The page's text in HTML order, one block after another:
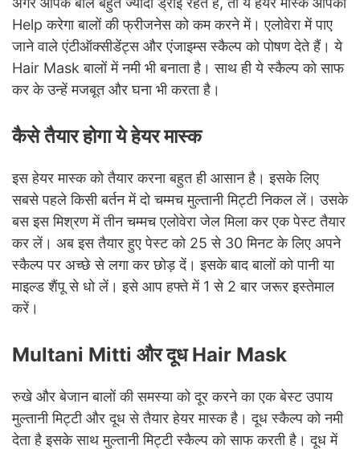
Help करेगा बालों की फ्रीजनेस को कम करने में। एलोवेरा में पाए
जाने वाले एंटीऑक्सीडेंट्स और एंजाइम्स स्कैल्प को पोषण देते हैं। ये
Hair Mask बालों में नमी भी बनाता है। साथ ही ये स्कैल्प को साफ
कर के उन्हें मजबूत और घना भी करता है।
कैसे तैयार होगा ये हेयर मास्क
इस हेयर मास्क को तैयार करना बहुत ही आसान है। इसके लिए
सबसे पहले किसी बर्तन में दो चम्मच मुल्तानी मिट्टी निकल लें। उसके
बस इस मिश्रण में तीन चम्मच एलोवेरा जेल मिला कर एक पेस्ट तैयार
कर लें। अब इस तैयार हुए पेस्ट को 25 से 30 मिनट के लिए अपने
स्कैल्प पर अच्छे से लगा कर छोड़ दें। इसके बाद बालों को पानी या
माइल्ड शैंपू से धो लें। इसे आप हफ्ते में 1 से 2 बार जरूर इस्तेमाल
करें।
Multani Mitti और दूध Hair Mask
रुखे और बेजान बालों की समस्या को दूर करने का एक बेस्ट उपाय
मुल्तानी मिट्टी और दूध से तैयार हेयर मास्क है। दूध स्कैल्प को नमी
देता है इसके साथ मुल्तानी मिट्टी स्कैल्प को साफ करती है। दूध में